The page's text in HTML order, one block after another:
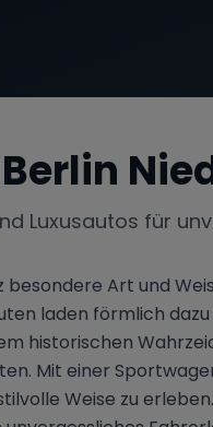
Berlin
Luxusautos für
Art und
laden förmlich dazu
historischen
Mit einer
Weise zu